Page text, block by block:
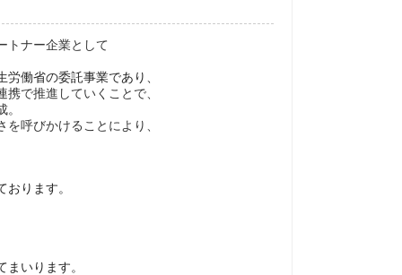
トナー企業として
働省の委託事業であり、
で推進していくことで、
呼びかけることにより、
ります。
いります。